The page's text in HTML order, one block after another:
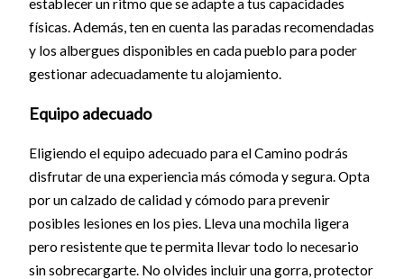
físicas. Además, ten en cuenta las paradas recomendadas
y los albergues disponibles en cada pueblo para poder
gestionar adecuadamente tu alojamiento.
Equipo adecuado
Eligiendo el equipo adecuado para el Camino podrás
disfrutar de una experiencia más cómoda y segura. Opta
por un calzado de calidad y cómodo para prevenir
posibles lesiones en los pies. Lleva una mochila ligera
pero resistente que te permita llevar todo lo necesario
sin sobrecargarte. No olvides incluir una gorra, protector